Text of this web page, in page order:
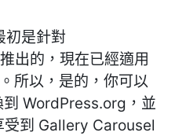
初是針對
出的，現在已經適用
所以，是的，你可以
WordPress.org，並
受到 Gallery Carousel